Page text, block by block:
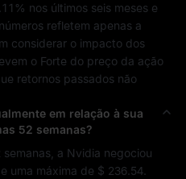
refletem apenas a
considerar o impacto dos
o Forte do preço da ação
retornos passados não
em relação à sua
52 semanas?
a Nvidia negociou
e uma máxima de $ 236.54